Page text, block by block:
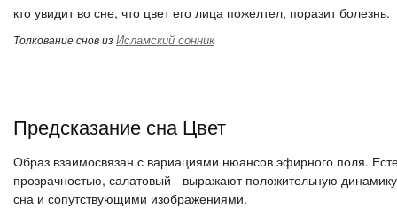
кто увидит во сне, что цвет его лица пожелтел, поразит болезнь.
Толкование снов изИсламский сонник
Предсказание сна Цвет
Образ взаимосвязан с вариациями нюансов эфирного поля.
прозрачностью, салатовый - выражают положительную
сна и сопутствующими изображениями.